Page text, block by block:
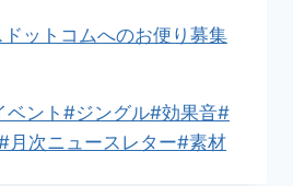
ットコムへのお便り募集
ベント #ジングル#効果音#
月次ニュースレター#素材